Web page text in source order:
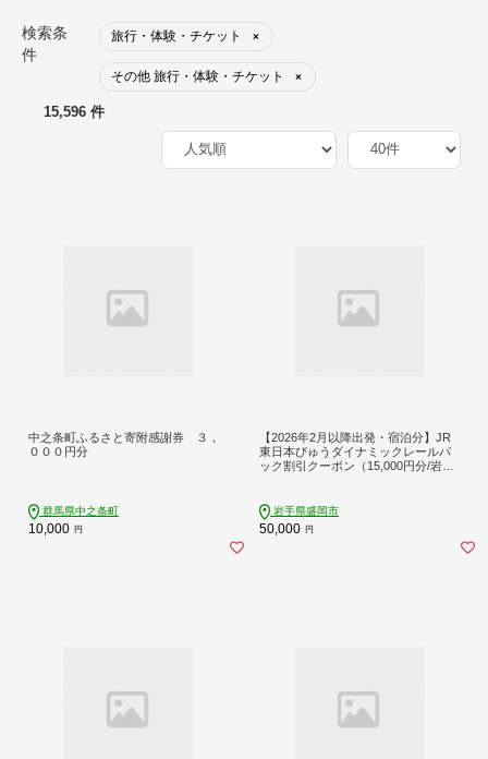
検索条
件
旅行・体験・チケット ×
その他 旅行・体験・チケット ×
15,596 件
中之条町ふるさと寄附感謝券 ３，
０００円分
群馬県中之条町
10,000 円
【2026年2月以降出発・宿泊分】JR
東日本びゅうダイナミックレールパ
ック割引クーポン（15,000円分/岩手
岩手県盛岡市
50,000 円